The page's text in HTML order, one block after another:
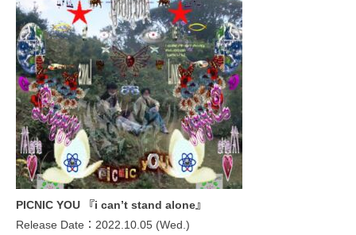
PICNIC YOU 『i can’t stand alone』
Release Date：2022.10.05 (Wed.)